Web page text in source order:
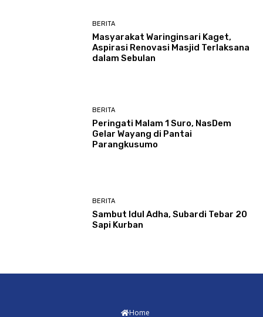
BERITA
Masyarakat Waringinsari Kaget,
Aspirasi Renovasi Masjid Terlaksana
dalam Sebulan
BERITA
Peringati Malam 1 Suro, NasDem
Gelar Wayang di Pantai
Parangkusumo
BERITA
Sambut Idul Adha, Subardi Tebar 20
Sapi Kurban
Home